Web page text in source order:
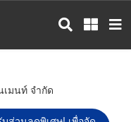
เมนท์ จำกัด